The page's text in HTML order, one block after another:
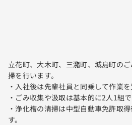
立花町、大木町、三潴町、城島町の
掃を行います。
・入社後は先輩社員と同乗して作業を
・ごみ収集や汲取は基本的に2人1組で
・浄化槽の清掃は中型自動車免許取
す。